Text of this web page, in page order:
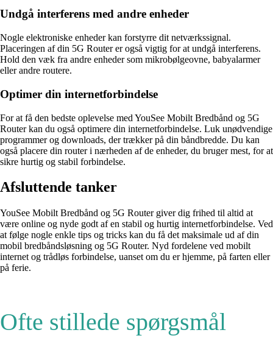
Undgå interferens med andre enheder
Nogle elektroniske enheder kan forstyrre dit netværkssignal.
Placeringen af ​​din 5G Router er også vigtig for at undgå interferens.
Hold den væk fra andre enheder som mikrobølgeovne, babyalarmer
eller andre routere.
Optimer din internetforbindelse
For at få den bedste oplevelse med YouSee Mobilt Bredbånd og 5G
Router kan du også optimere din internetforbindelse. Luk unødvendige
programmer og downloads, der trækker på din båndbredde. Du kan
også placere din router i nærheden af ​​de enheder, du bruger mest, for at
sikre hurtig og stabil forbindelse.
Afsluttende tanker
YouSee Mobilt Bredbånd og 5G Router giver dig frihed til altid at
være online og nyde godt af en stabil og hurtig internetforbindelse. Ved
at følge nogle enkle tips og tricks kan du få det maksimale ud af din
mobil bredbåndsløsning og 5G Router. Nyd fordelene ved mobilt
internet og trådløs forbindelse, uanset om du er hjemme, på farten eller
på ferie.
Ofte stillede spørgsmål